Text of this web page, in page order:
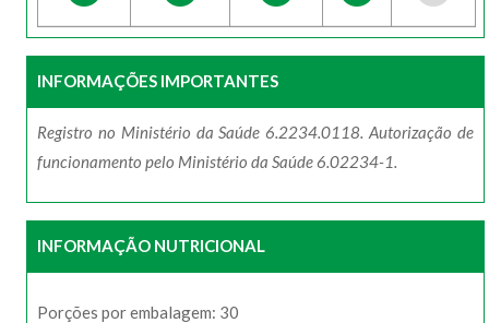
INFORMAÇÕES IMPORTANTES
Registro no Ministério da Saúde 6.2234.0118. Autorização de
funcionamento pelo Ministério da Saúde 6.02234-1.
INFORMAÇÃO NUTRICIONAL
Porções por embalagem: 30